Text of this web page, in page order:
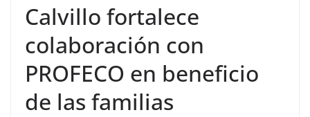
Calvillo fortalece
colaboración con
PROFECO en beneficio
de las familias